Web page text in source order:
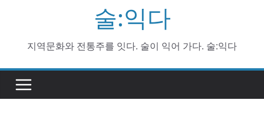
술:익다
지역문화와 전통주를 잇다. 술이 익어 가다. 술:익다